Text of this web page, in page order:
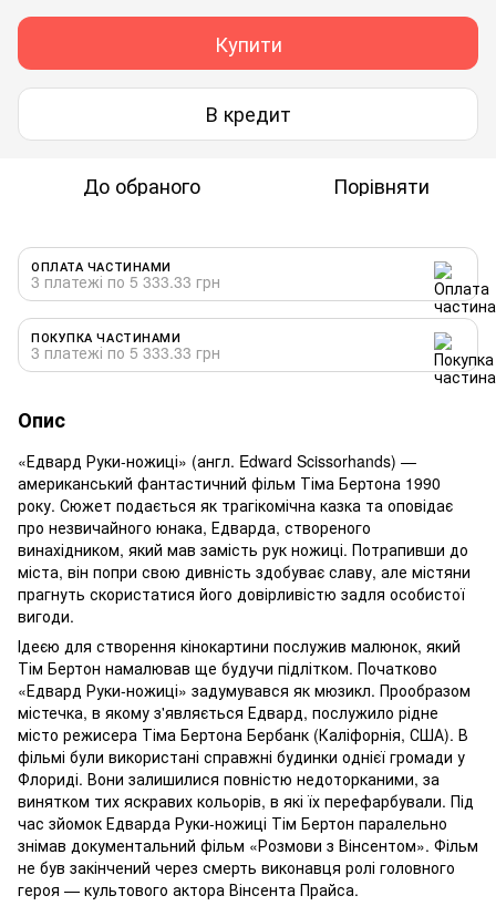
Купити
В кредит
До обраного Порівняти
ОПЛАТА ЧАСТИНАМИ
3 платежі по 5 333.33 грн
ПОКУПКА ЧАСТИНАМИ
3 платежі по 5 333.33 грн
Опис
«Едвард Руки-ножиці» (англ. Edward Scissorhands) —
американський фантастичний фільм Тіма Бертона 1990
року. Сюжет подається як трагікомічна казка та оповідає
про незвичайного юнака, Едварда, створеного
винахідником, який мав замість рук ножиці. Потрапивши до
міста, він попри свою дивність здобуває славу, але містяни
прагнуть скористатися його довірливістю задля особистої
вигоди.
Ідеєю для створення кінокартини послужив малюнок, який
Тім Бертон намалював ще будучи підлітком. Початково
«Едвард Руки-ножиці» задумувався як мюзикл. Прообразом
містечка, в якому з'являється Едвард, послужило рідне
місто режисера Тіма Бертона Бербанк (Каліфорнія, США). В
фільмі були використані справжні будинки однієї громади у
Флориді. Вони залишилися повністю недоторканими, за
винятком тих яскравих кольорів, в які їх перефарбували. Під
час зйомок Едварда Руки-ножиці Тім Бертон паралельно
знімав документальний фільм «Розмови з Вінсентом». Фільм
не був закінчений через смерть виконавця ролі головного
героя — культового актора Вінсента Прайса.